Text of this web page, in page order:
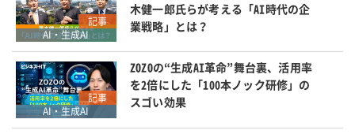
記事
AI・生成AI
木健一郎氏らが考える「AI時代の企
業戦略」とは？
記事
AI・生成AI
ZOZOの“生成AI革命”舞台裏、活用率
を2倍にした「100本ノック研修」の
スゴい効果